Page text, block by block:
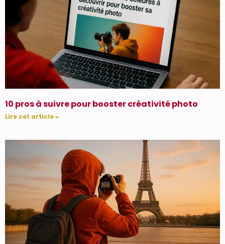
10 pros à suivre pour booster créativité photo
Lire cet article »